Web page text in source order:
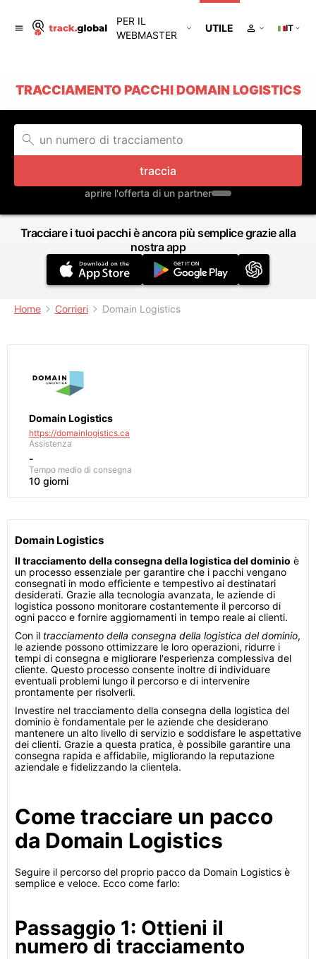
PER IL
WEBMASTER
UTILE IT
TRACCIAMENTO PACCHI DOMAIN LOGISTICS
traccia
aprire l'offerta di un partner
Tracciare i tuoi pacchi è ancora più semplice grazie alla
nostra app
Home Corrieri Domain Logistics
Domain Logistics
https://domainlogistics.ca
Assistenza
-
Tempo medio di consegna
10 giorni
Domain Logistics
Il tracciamento della consegna della logistica del dominio è
un processo essenziale per garantire che i pacchi vengano
consegnati in modo efficiente e tempestivo ai destinatari
desiderati. Grazie alla tecnologia avanzata, le aziende di
logistica possono monitorare costantemente il percorso di
ogni pacco e fornire aggiornamenti in tempo reale ai clienti.
Con il tracciamento della consegna della logistica del dominio,
le aziende possono ottimizzare le loro operazioni, ridurre i
tempi di consegna e migliorare l'esperienza complessiva del
cliente. Questo processo consente inoltre di individuare
eventuali problemi lungo il percorso e di intervenire
prontamente per risolverli.
Investire nel tracciamento della consegna della logistica del
dominio è fondamentale per le aziende che desiderano
mantenere un alto livello di servizio e soddisfare le aspettative
dei clienti. Grazie a questa pratica, è possibile garantire una
consegna rapida e affidabile, migliorando la reputazione
aziendale e fidelizzando la clientela.
Come tracciare un pacco
da Domain Logistics
Seguire il percorso del proprio pacco da Domain Logistics è
semplice e veloce. Ecco come farlo:
Passaggio 1: Ottieni il
numero di tracciamento